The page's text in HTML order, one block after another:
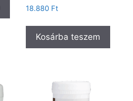
18.880 Ft
Kosárba teszem